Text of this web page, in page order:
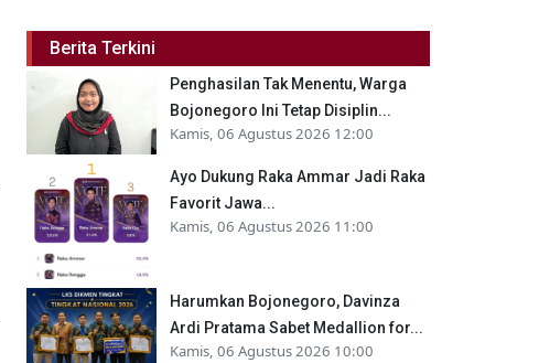
Berita Terkini
Penghasilan Tak Menentu, Warga
Bojonegoro Ini Tetap Disiplin...
Kamis, 06 Agustus 2026 12:00
Ayo Dukung Raka Ammar Jadi Raka
Favorit Jawa...
Kamis, 06 Agustus 2026 11:00
Harumkan Bojonegoro, Davinza
Ardi Pratama Sabet Medallion for...
Kamis, 06 Agustus 2026 10:00